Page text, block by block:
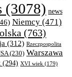
(3078) news
Niemcy (471)
(763)
(312) Rzeczpospolita
(230) Warszawa
(294) XVI wiek (179)